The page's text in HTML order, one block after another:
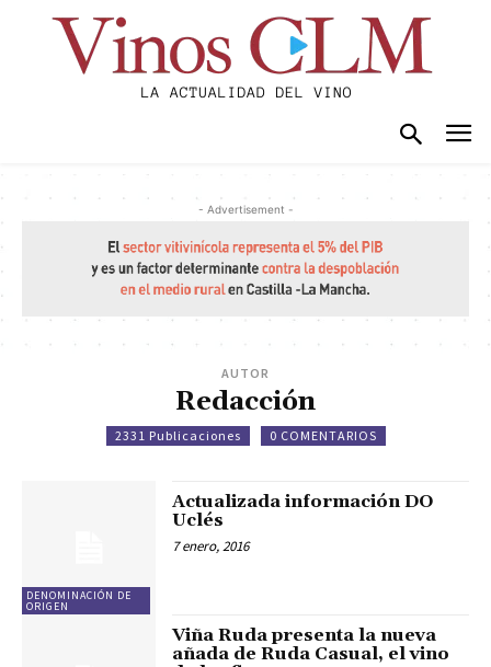
- Advertisement -
AUTOR
Redacción
2331 Publicaciones 0 COMENTARIOS
DENOMINACIÓN DE
ORIGEN
Actualizada información DO
Uclés
7 enero, 2016
Viña Ruda presenta la nueva
añada de Ruda Casual, el vino